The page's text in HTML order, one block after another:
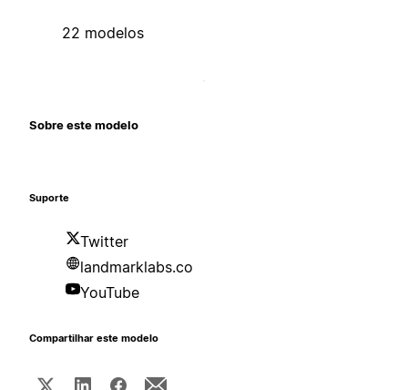
22 modelos
Sobre este modelo
Suporte
Twitter
landmarklabs.co
YouTube
Compartilhar este modelo